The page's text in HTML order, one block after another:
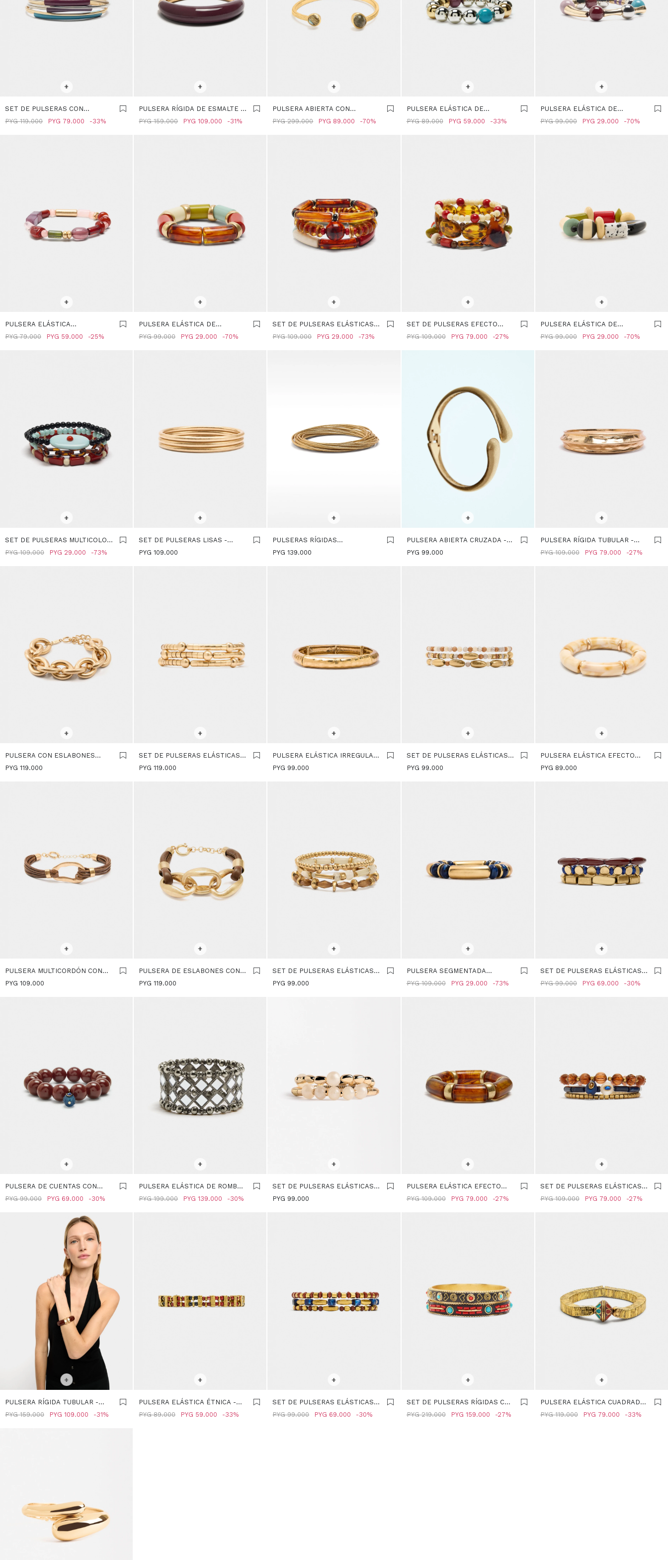
+
SET DE PULSERAS CON
ESMALTE - MULTICOLOR
PYG 79.000
PYG 119.000 33
+
PULSERA RÍGIDA DE ESMALTE -
VIOLETA
PYG 109.000
PYG 159.000 31
+
PULSERA ABIERTA CON
PIEDRAS - DORADO
PYG 89.000
PYG 299.000 70
+
PULSERA ELÁSTICA DE
ABALORIOS - MULTICOLOR
PYG 59.000
PYG 89.000 33
+
PULSERA ELÁSTICA DE
CUENTAS CON ESMALTE -
PYG 29.000
PYG 99.000 70
+
PULSERA ELÁSTICA
MULTICOLOR EFECTO PIEDRA -
PYG 59.000
PYG 79.000 25
+
PULSERA ELÁSTICA DE
CUENTAS CILÍNDRICAS -
PYG 29.000
PYG 99.000 70
+
SET DE PULSERAS ELÁSTICAS -
MULTICOLOR
PYG 29.000
PYG 109.000 73
+
SET DE PULSERAS EFECTO
CAREY - MULTICOLOR
PYG 79.000
PYG 109.000 27
+
PULSERA ELÁSTICA DE
CUENTAS MULTICOLOR -
PYG 29.000
PYG 99.000 70
+
SET DE PULSERAS MULTICOLOR
CON RESINA - MULTICOLOR
PYG 29.000
PYG 109.000 73
+
SET DE PULSERAS LISAS -
DORADO
PYG 109.000
+
PULSERAS RÍGIDAS
ENTRELAZADAS - DORADO
PYG 139.000
+
PULSERA ABIERTA CRUZADA -
DORADO
PYG 99.000
+
PULSERA RÍGIDA TUBULAR -
DORADO
PYG 79.000
PYG 109.000 27
+
PULSERA CON ESLABONES
GRANDES - DORADO
PYG 119.000
+
SET DE PULSERAS ELÁSTICAS -
DORADO
PYG 119.000
+
PULSERA ELÁSTICA IRREGULAR
- DORADO
PYG 99.000
+
SET DE PULSERAS ELÁSTICAS
CON CUENTAS - MULTICOLOR
PYG 99.000
+
PULSERA ELÁSTICA EFECTO
PIEDRA - BEIGE
PYG 89.000
+
PULSERA MULTICORDÓN CON
ARO - MARRON
PYG 109.000
+
PULSERA DE ESLABONES CON
CORDÓN - MARRON
PYG 119.000
+
SET DE PULSERAS ELÁSTICAS
EFECTO PIEDRA - BEIGE
PYG 99.000
+
PULSERA SEGMENTADA
CUENTAS EFECTO PIEDRA -
PYG 29.000
PYG 109.000 73
+
SET DE PULSERAS ELÁSTICAS
CON CUENTAS - MULTICOLOR
PYG 69.000
PYG 99.000 30
+
PULSERA DE CUENTAS CON
COLGANTE - MULTICOLOR
PYG 69.000
PYG 99.000 30
+
PULSERA ELÁSTICA DE ROMBOS
ESPEJO - PLATEADO
PYG 139.000
PYG 199.000 30
+
SET DE PULSERAS ELÁSTICAS
CON RESINA - BEIGE
PYG 99.000
+
PULSERA ELÁSTICA EFECTO
CAREY - MARRON
PYG 79.000
PYG 109.000 27
+
SET DE PULSERAS ELÁSTICAS -
MULTICOLOR
PYG 79.000
PYG 109.000 27
SELECCIONAR TALLE
+
PULSERA RÍGIDA TUBULAR -
MARRON
PYG 109.000
PYG 159.000 31
+
PULSERA ELÁSTICA ÉTNICA -
MULTICOLOR PYG 59.000
PYG 89.000 33
+
SET DE PULSERAS ELÁSTICAS -
MULTICOLOR PYG 69.000
PYG 99.000 30
+
SET DE PULSERAS RÍGIDAS CON
DETALLES DE COLOR -
PYG 159.000
PYG 219.000 27
+
PULSERA ELÁSTICA CUADRADA
CON COLGANTE - MULTICOLOR
PYG 79.000
PYG 119.000 33